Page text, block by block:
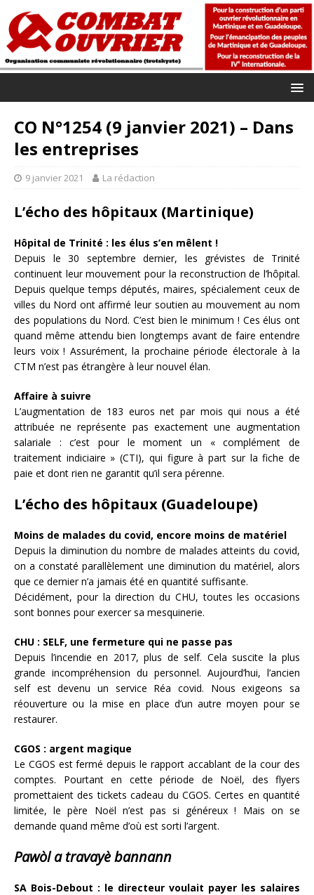
CO N°1254 (9 janvier 2021) – Dans
les entreprises
9 janvier 2021 La rédaction
L’écho des hôpitaux (Martinique)
Hôpital de Trinité : les élus s’en mêlent !
Depuis le 30 septembre dernier, les grévistes de Trinité
continuent leur mouvement pour la reconstruction de l’hôpital.
Depuis quelque temps députés, maires, spécialement ceux de
villes du Nord ont affirmé leur soutien au mouvement au nom
des populations du Nord. C’est bien le minimum ! Ces élus ont
quand même attendu bien longtemps avant de faire entendre
leurs voix ! Assurément, la prochaine période électorale à la
CTM n’est pas étrangère à leur nouvel élan.
Affaire à suivre
L’augmentation de 183 euros net par mois qui nous a été
attribuée ne représente pas exactement une augmentation
salariale : c’est pour le moment un « complément de
traitement indiciaire » (CTI), qui figure à part sur la fiche de
paie et dont rien ne garantit qu’il sera pérenne.
L’écho des hôpitaux (Guadeloupe)
Moins de malades du covid, encore moins de matériel
Depuis la diminution du nombre de malades atteints du covid,
on a constaté parallèlement une diminution du matériel, alors
que ce dernier n’a jamais été en quantité suffisante.
Décidément, pour la direction du CHU, toutes les occasions
sont bonnes pour exercer sa mesquinerie.
CHU : SELF, une fermeture qui ne passe pas
Depuis l’incendie en 2017, plus de self. Cela suscite la plus
grande incompréhension du personnel. Aujourd’hui, l’ancien
self est devenu un service Réa covid. Nous exigeons sa
réouverture ou la mise en place d’un autre moyen pour se
restaurer.
CGOS : argent magique
Le CGOS est fermé depuis le rapport accablant de la cour des
comptes. Pourtant en cette période de Noël, des flyers
promettaient des tickets cadeau du CGOS. Certes en quantité
limitée, le père Noël n’est pas si généreux ! Mais on se
demande quand même d’où est sorti l’argent.
Pawòl a travayè bannann
SA Bois-Debout : le directeur voulait payer les salaires